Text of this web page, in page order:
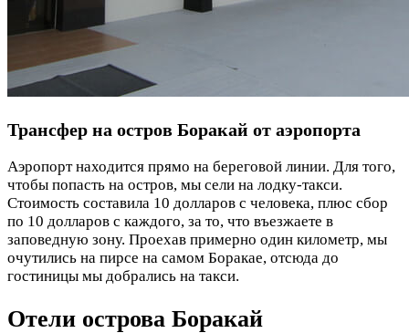
Трансфер на остров Боракай от аэропорта
Аэропорт находится прямо на береговой линии. Для того,
чтобы попасть на остров, мы сели на лодку-такси.
Стоимость составила 10 долларов с человека, плюс сбор
по 10 долларов с каждого, за то, что въезжаете в
заповедную зону. Проехав примерно один километр, мы
очутились на пирсе на самом Боракае, отсюда до
гостиницы мы добрались на такси.
Отели острова Боракай